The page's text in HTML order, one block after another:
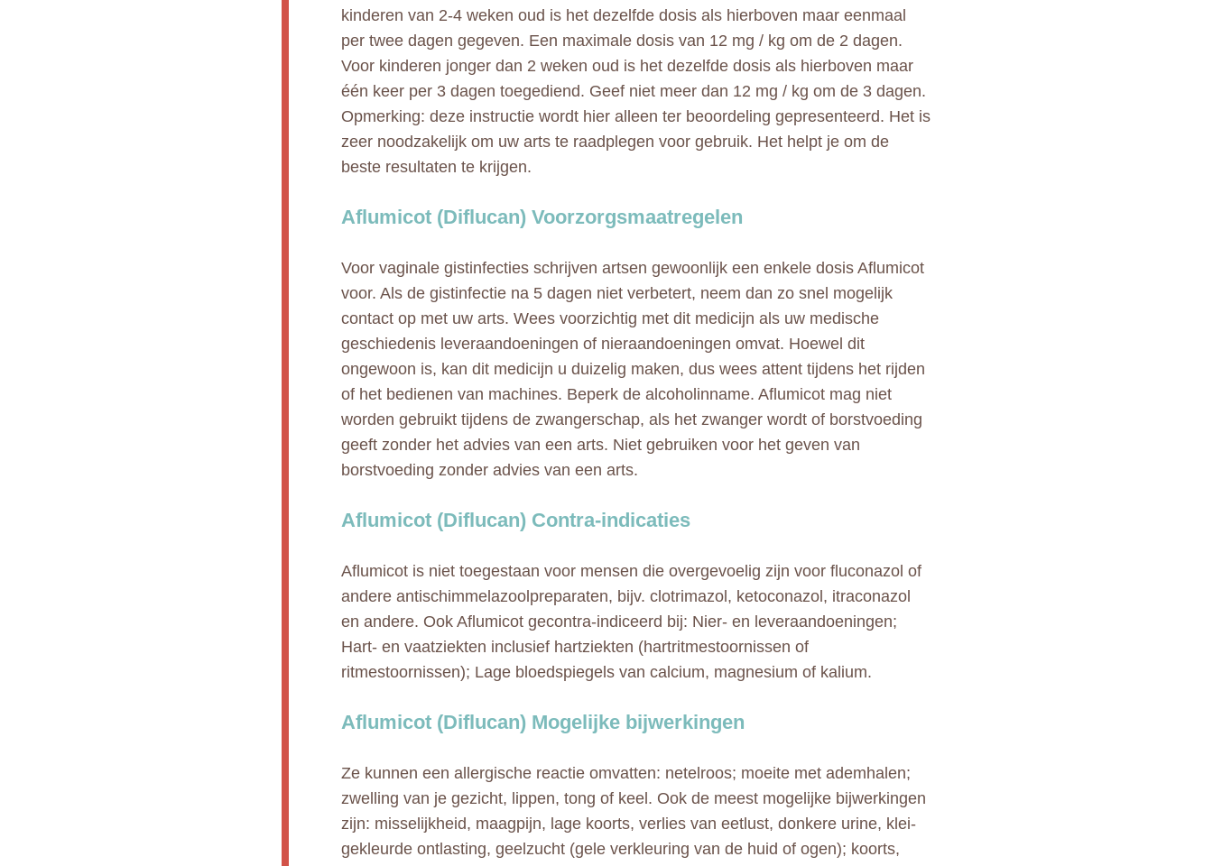
kinderen van 2-4 weken oud is het dezelfde dosis als hierboven maar eenmaal
per twee dagen gegeven. Een maximale dosis van 12 mg / kg om de 2 dagen.
Voor kinderen jonger dan 2 weken oud is het dezelfde dosis als hierboven maar
één keer per 3 dagen toegediend. Geef niet meer dan 12 mg / kg om de 3 dagen.
Opmerking: deze instructie wordt hier alleen ter beoordeling gepresenteerd. Het is
zeer noodzakelijk om uw arts te raadplegen voor gebruik. Het helpt je om de
beste resultaten te krijgen.
Aflumicot (Diflucan) Voorzorgsmaatregelen
Voor vaginale gistinfecties schrijven artsen gewoonlijk een enkele dosis Aflumicot
voor. Als de gistinfectie na 5 dagen niet verbetert, neem dan zo snel mogelijk
contact op met uw arts. Wees voorzichtig met dit medicijn als uw medische
geschiedenis leveraandoeningen of nieraandoeningen omvat. Hoewel dit
ongewoon is, kan dit medicijn u duizelig maken, dus wees attent tijdens het rijden
of het bedienen van machines. Beperk de alcoholinname. Aflumicot mag niet
worden gebruikt tijdens de zwangerschap, als het zwanger wordt of borstvoeding
geeft zonder het advies van een arts. Niet gebruiken voor het geven van
borstvoeding zonder advies van een arts.
Aflumicot (Diflucan) Contra-indicaties
Aflumicot is niet toegestaan voor mensen die overgevoelig zijn voor fluconazol of
andere antischimmelazoolpreparaten, bijv. clotrimazol, ketoconazol, itraconazol
en andere. Ook Aflumicot gecontra-indiceerd bij: Nier- en leveraandoeningen;
Hart- en vaatziekten inclusief hartziekten (hartritmestoornissen of
ritmestoornissen); Lage bloedspiegels van calcium, magnesium of kalium.
Aflumicot (Diflucan) Mogelijke bijwerkingen
Ze kunnen een allergische reactie omvatten: netelroos; moeite met ademhalen;
zwelling van je gezicht, lippen, tong of keel. Ook de meest mogelijke bijwerkingen
zijn: misselijkheid, maagpijn, lage koorts, verlies van eetlust, donkere urine, klei-
gekleurde ontlasting, geelzucht (gele verkleuring van de huid of ogen); koorts,